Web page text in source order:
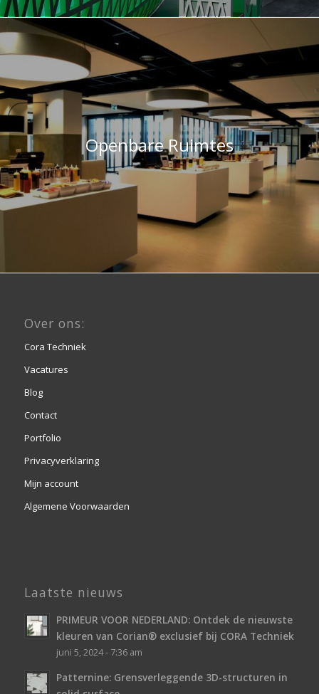
Openbare Ruimtes
Over ons:
Cora Techniek
Vacatures
Blog
Contact
Portfolio
Privacyverklaring
Mijn account
Algemene Voorwaarden
Laatste nieuws
PRIMEUR VOOR NEDERLAND: Ontdek de nieuwste
kleuren van Corian® exclusief bij CORA Techniek
juni 5, 2024 - 7:36 am
Patternine: Grensverleggende 3D-structuren in